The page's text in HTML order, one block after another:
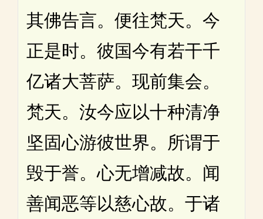
其佛告言。便往梵天。今
正是时。彼国今有若干千
亿诸大菩萨。现前集会。
梵天。汝今应以十种清净
坚固心游彼世界。所谓于
毁于誉。心无增减故。闻
善闻恶等以慈心故。于诸